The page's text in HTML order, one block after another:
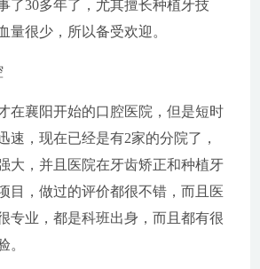
了30多年了，尤其擅长种植牙技
量很少，所以备受欢迎。
在襄阳开始的口腔医院，但是短时
速，现在已经是有2家的分院了，
大，并且医院在牙齿矫正和种植牙
目，做过的评价都很不错，而且医
专业，都是科班出身，而且都有很
。